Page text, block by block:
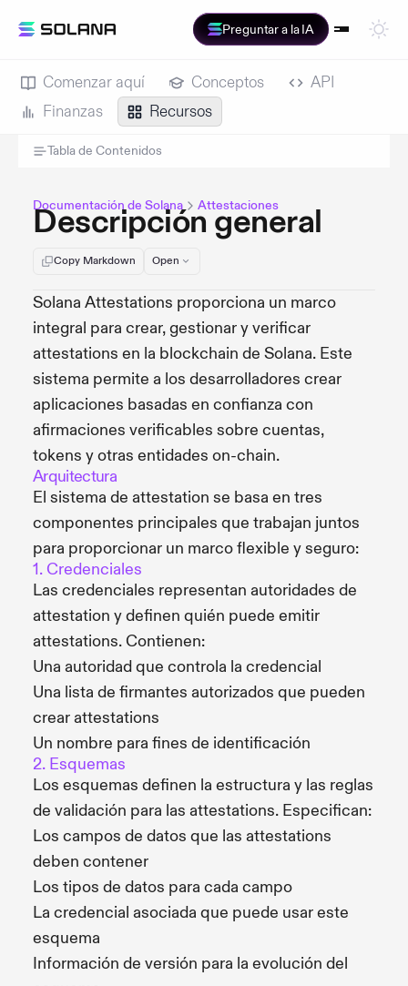
Preguntar a la IA
Comenzar aquí Conceptos
API
Finanzas
Recursos
Tabla de Contenidos
Documentación de Solana Attestaciones
Descripción general
Copy Markdown Open
Solana Attestations proporciona un marco
integral para crear, gestionar y verificar
attestations en la blockchain de Solana. Este
sistema permite a los desarrolladores crear
aplicaciones basadas en confianza con
afirmaciones verificables sobre cuentas,
tokens y otras entidades on-chain.
Arquitectura
El sistema de attestation se basa en tres
componentes principales que trabajan juntos
para proporcionar un marco flexible y seguro:
1. Credenciales
Las credenciales representan autoridades de
attestation y definen quién puede emitir
attestations. Contienen:
Una autoridad que controla la credencial
Una lista de firmantes autorizados que pueden
crear attestations
Un nombre para fines de identificación
2. Esquemas
Los esquemas definen la estructura y las reglas
de validación para las attestations. Especifican:
Los campos de datos que las attestations
deben contener
Los tipos de datos para cada campo
La credencial asociada que puede usar este
esquema
Información de versión para la evolución del